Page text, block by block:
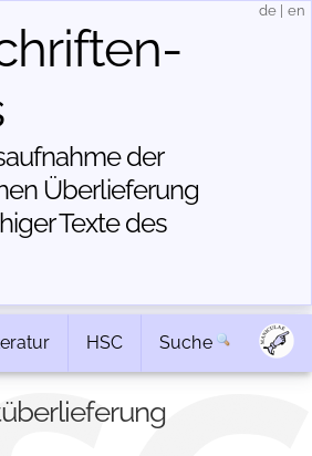
der
Über­lieferung
Texte des
de en
HSC Suche